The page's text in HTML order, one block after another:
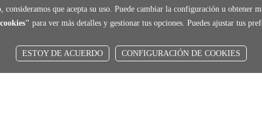
consideramos que acepta su uso. Puede cambiar la configuración u obtener
para ver más detalles y gestionar tus opciones. Puedes ajustar tus
ESTOY DE ACUERDO
CONFIGURACIÓN DE COOKIES